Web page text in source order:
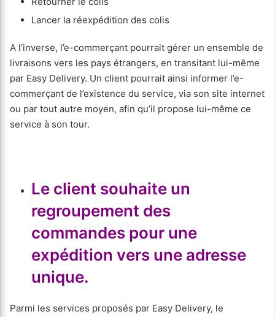
Lancer la réexpédition des colis
A l’inverse, l’e-commerçant pourrait gérer un ensemble de
livraisons vers les pays étrangers, en transitant lui-même
par Easy Delivery. Un client pourrait ainsi informer l’e-
commerçant de l’existence du service, via son site internet
ou par tout autre moyen, afin qu’il propose lui-même ce
service à son tour.
Le client souhaite un
regroupement des
commandes pour une
expédition vers une adresse
unique.
Parmi les services proposés par Easy Delivery, le